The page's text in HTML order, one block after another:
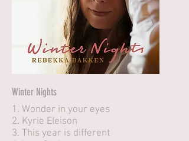
Winter Nights
1. Wonder in your eyes
2. Kyrie Eleison
3. This year is different